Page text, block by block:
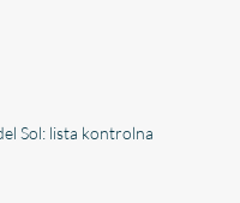
Sol: lista kontrolna